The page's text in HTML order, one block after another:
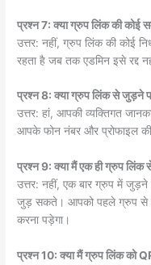
प्रश्न 7: क्या ग्रुप लिंक की कोई
उत्तर: नहीं, ग्रुप लिंक की कोई
रहता है जब तक एडमिन इसे रद्द
प्रश्न 8: क्या ग्रुप लिंक से जुड़ने पर
उत्तर: हां, आपकी व्यक्तिगत
आपके फोन नंबर और प्रोफाइल की
प्रश्न 9: क्या मैं एक ही ग्रुप लिंक
उत्तर: नहीं, एक बार ग्रुप में
जुड़ सकते। आपको पहले ग्रुप से
करना पड़ेगा।
प्रश्न 10: क्या मैं ग्रुप लिंक को